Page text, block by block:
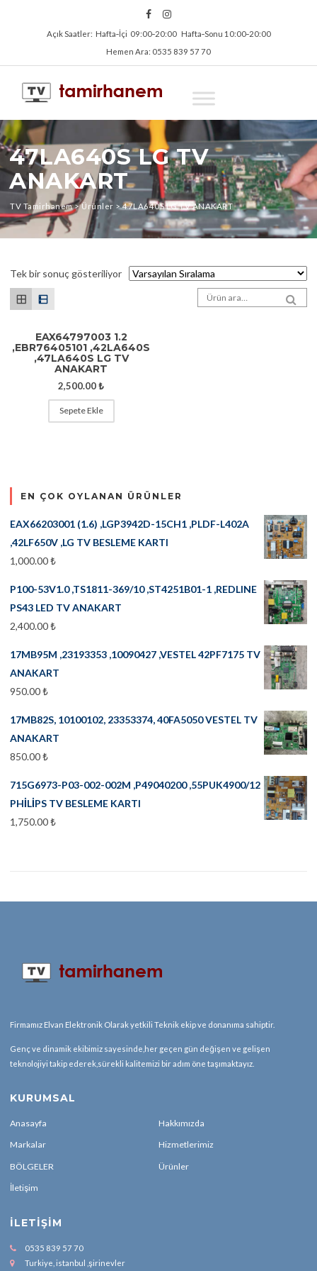
Açık Saatler: Hafta‑İçi 09:00‑20:00 Hafta‑Sonu 10:00‑20:00
Hemen Ara: 0535 839 57 70
47LA640S LG TV
ANAKART
TV Tamirhanem>Ürünler >47LA640S LG TV ANAKART
Tek bir sonuç gösteriliyor
Arama sonuçları:
EAX64797003 1.2
,EBR76405101 ,42LA640S
,47LA640S LG TV
ANAKART
2,500.00₺
Sepete Ekle
EN ÇOK OYLANAN ÜRÜNLER
EAX66203001 (1.6) ,LGP3942D-15CH1 ,PLDF-L402A
,42LF650V ,LG TV BESLEME KARTI
1,000.00₺
P100-53V1.0 ,TS1811-369/10 ,ST4251B01-1 ,REDLINE
PS43 LED TV ANAKART
2,400.00₺
17MB95M ,23193353 ,10090427 ,VESTEL 42PF7175 TV
ANAKART
950.00₺
17MB82S, 10100102, 23353374, 40FA5050 VESTEL TV
ANAKART
850.00₺
715G6973-P03-002-002M ,P49040200 ,55PUK4900/12
PHİLİPS TV BESLEME KARTI
1,750.00₺
Firmamız Elvan Elektronik Olarak yetkili Teknik ekip ve donanıma sahiptir.
Genç ve dinamik ekibimiz sayesinde,her geçen gün değişen ve gelişen
teknolojiyi takip ederek,sürekli kalitemizi bir adım öne taşımaktayız.
KURUMSAL
Anasayfa Hakkımızda
Markalar Hizmetlerimiz
BÖLGELER Ürünler
İletişim
İLETIŞIM
0535 839 57 70
Turkiye, istanbul ,şirinevler